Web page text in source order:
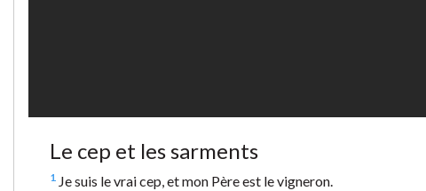
Le cep et les sarments
1 Je suis le vrai cep, et mon Père est le vigneron.